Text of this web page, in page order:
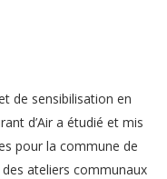
de sensibilisation en
d’Air a étudié et mis
pour la commune de
ateliers communaux